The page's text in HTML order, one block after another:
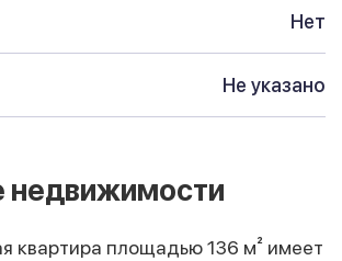
Нет
Не указано
недвижимости
квартира площадью 136 м² имеет